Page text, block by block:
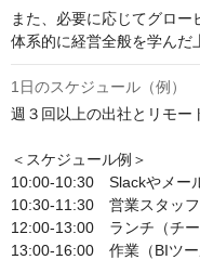
また、必要に応じてグロー
体系的に経営全般を学んだ
1日のスケジュール（例）
週３回以上の出社とリモー
＜スケジュール例＞
10:00-10:30　Slackやメー
10:30-11:30　営業スタッ
12:00-13:00　ランチ（チー
13:00-16:00　作業（BIツ